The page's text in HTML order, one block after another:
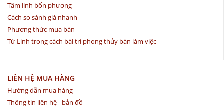
Tâm linh bốn phương
Cách so sánh giá nhanh
Phương thức mua bán
Tứ Linh trong cách bài trí phong thủy bàn làm việc
LIÊN HỆ MUA HÀNG
Hướng dẫn mua hàng
Thông tin liên hệ - bản đồ